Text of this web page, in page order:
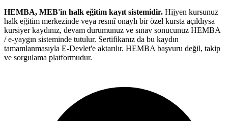
HEMBA, MEB'in halk eğitim kayıt sistemidir. Hijyen kursunuz
halk eğitim merkezinde veya resmî onaylı bir özel kursta açıldıysa
kursiyer kaydınız, devam durumunuz ve sınav sonucunuz HEMBA
/ e-yaygın sisteminde tutulur. Sertifikanız da bu kaydın
tamamlanmasıyla E-Devlet'e aktarılır. HEMBA başvuru değil, takip
ve sorgulama platformudur.